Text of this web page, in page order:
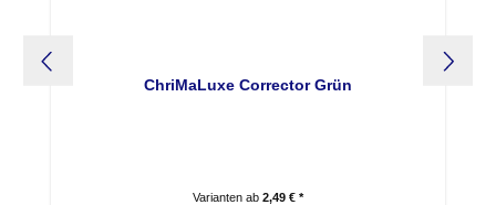
ChriMaLuxe Corrector Grün
Varianten ab 2,49 € *